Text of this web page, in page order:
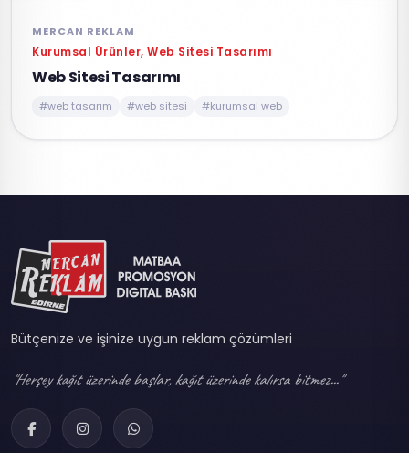
MERCAN REKLAM
Kurumsal Ürünler, Web Sitesi Tasarımı
Web Sitesi Tasarımı
#web tasarım #web sitesi #kurumsal web
Bütçenize ve işinize uygun reklam çözümleri
"Herşey kağıt üzerinde başlar, kağıt üzerinde kalırsa bitmez..."